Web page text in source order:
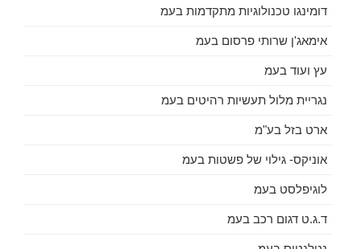
דומינגו טכנולוגיות מתקדמות בעמ
אימאג'ן שרותי פרסום בעמ
עץ ועוד בעמ
נגריית מלול תעשיות רהיטים בעמ
ארט בזל בע"מ
אוניקס- גילוי של פשטות בעמ
לוגיפלסט בעמ
ד.ג.ט דגום רכב בעמ